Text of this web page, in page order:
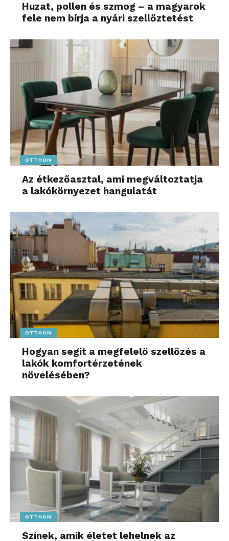
Huzat, pollen és szmog – a magyarok
fele nem bírja a nyári szellőztetést
OTTHON
Az étkezőasztal, ami megváltoztatja
a lakókörnyezet hangulatát
OTTHON
Hogyan segít a megfelelő szellőzés a
lakók komfortérzetének
növelésében?
OTTHON
Színek, amik életet lehelnek az